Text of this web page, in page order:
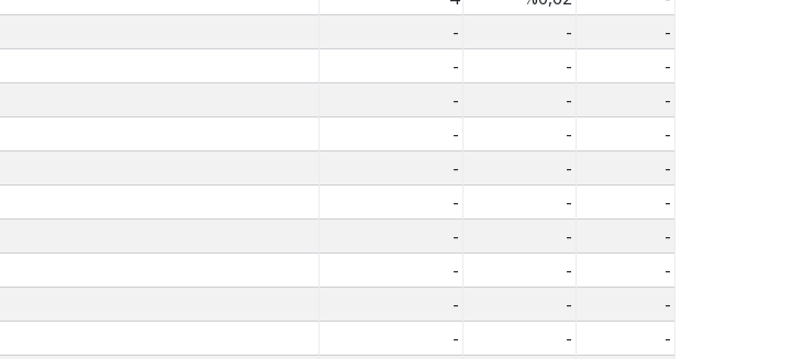
- -
-
- -
-
- -
-
- -
-
- -
-
- -
-
- -
-
- -
-
- -
-
- -
-